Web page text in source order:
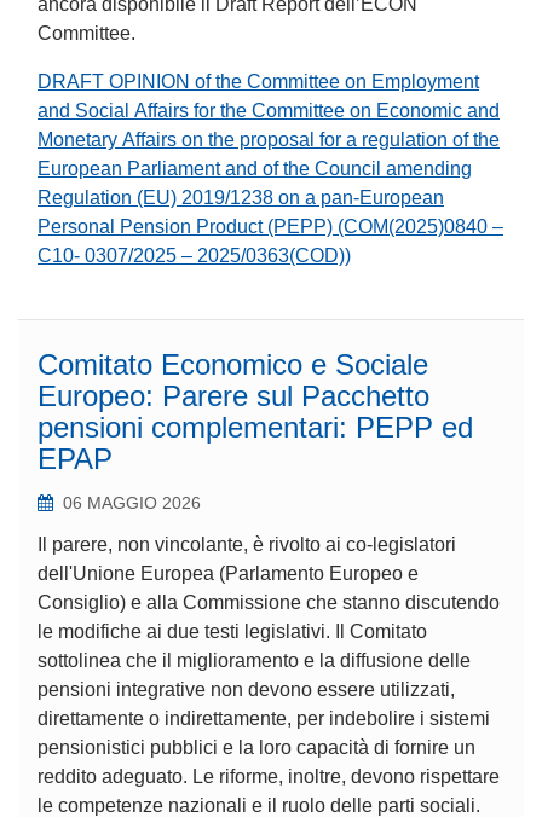
ancora disponibile il Draft Report dell’ECON
Committee.
DRAFT OPINION of the Committee on Employment
and Social Affairs for the Committee on Economic and
Monetary Affairs on the proposal for a regulation of the
European Parliament and of the Council amending
Regulation (EU) 2019/1238 on a pan-European
Personal Pension Product (PEPP) (COM(2025)0840 –
C10- 0307/2025 – 2025/0363(COD))
Comitato Economico e Sociale
Europeo: Parere sul Pacchetto
pensioni complementari: PEPP ed
EPAP
06 MAGGIO 2026
Il parere, non vincolante, è rivolto ai co-legislatori
dell'Unione Europea (Parlamento Europeo e
Consiglio) e alla Commissione che stanno discutendo
le modifiche ai due testi legislativi. Il Comitato
sottolinea che il miglioramento e la diffusione delle
pensioni integrative non devono essere utilizzati,
direttamente o indirettamente, per indebolire i sistemi
pensionistici pubblici e la loro capacità di fornire un
reddito adeguato. Le riforme, inoltre, devono rispettare
le competenze nazionali e il ruolo delle parti sociali.